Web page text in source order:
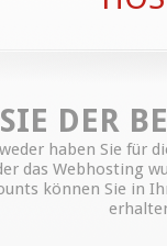
DER
haben Sie für
das Webhosting
können Sie in